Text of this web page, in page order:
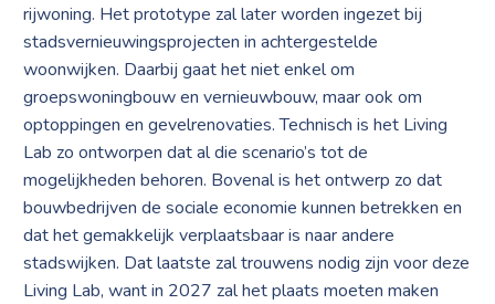
rijwoning. Het prototype zal later worden ingezet bij
stadsvernieuwingsprojecten in achtergestelde
woonwijken. Daarbij gaat het niet enkel om
groepswoningbouw en vernieuwbouw, maar ook om
optoppingen en gevelrenovaties. Technisch is het Living
Lab zo ontworpen dat al die scenario’s tot de
mogelijkheden behoren. Bovenal is het ontwerp zo dat
bouwbedrijven de sociale economie kunnen betrekken en
dat het gemakkelijk verplaatsbaar is naar andere
stadswijken. Dat laatste zal trouwens nodig zijn voor deze
Living Lab, want in 2027 zal het plaats moeten maken